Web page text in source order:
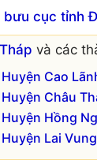
cục tỉnh
và các
Huyện Cao
Huyện Châu
Huyện Hồng
Huyện Lai Vung